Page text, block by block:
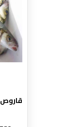
قاروص